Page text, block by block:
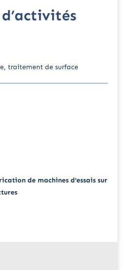
traitement de surface
de machines d'essais sur